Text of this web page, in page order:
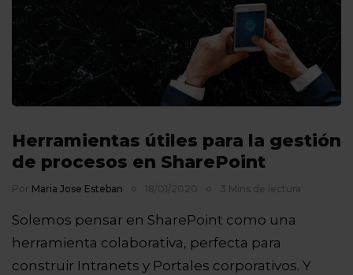
Herramientas útiles para la gestión
de procesos en SharePoint
Por Maria Jose Esteban 18/01/2020 3 Mins de lectura
Solemos pensar en SharePoint como una
herramienta colaborativa, perfecta para
construir Intranets y Portales corporativos. Y